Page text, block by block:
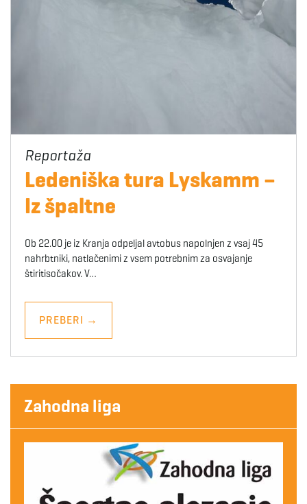
Ledeniška tura Lyskamm –
Iz špaltne
Ob 22.00 je iz Kranja odpeljal avtobus napolnjen z vsaj 45
nahrbtniki, natlačenimi z vsem potrebnim za osvajanje
štiritisočakov. V…
PREBERI →
Zahodna liga